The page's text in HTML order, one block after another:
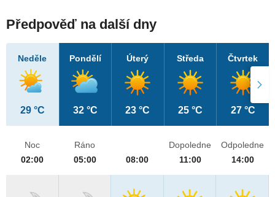
Předpověď na další dny
Neděle
29 °C
Pondělí
32 °C
Úterý
23 °C
Středa
25 °C
Čtvrtek
27 °C
Noc
02:00
Ráno
05:00
08:00
Dopoledne
11:00
Odpoledne
14:00